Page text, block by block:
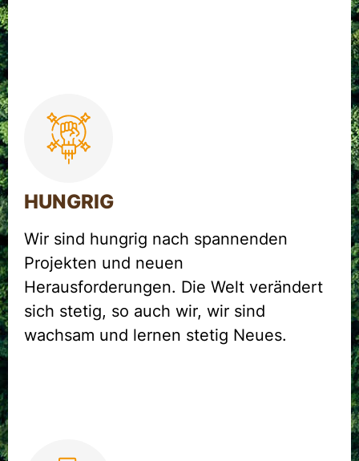
HUNGRIG
Wir sind hungrig nach spannenden
Projekten und neuen
Herausforderungen. Die Welt verändert
sich stetig, so auch wir, wir sind
wachsam und lernen stetig Neues.